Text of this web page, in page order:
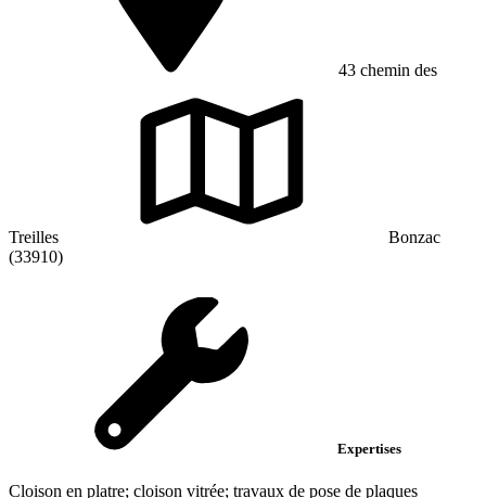
43 chemin des
Treilles
Bonzac
(33910)
Expertises
Cloison en platre; cloison vitrée; travaux de pose de plaques